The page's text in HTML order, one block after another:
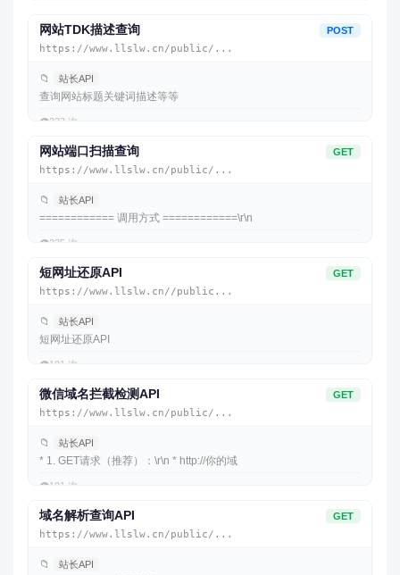
网站TDK描述查询 POST
https://www.llslw.cn/public/...
📁 站长API
查询网站标题关键词描述等等
👁️233 次
网站端口扫描查询 GET
https://www.llslw.cn/public/...
📁 站长API
============ 调用方式 ============\r\n
👁️225 次
短网址还原API GET
https://www.llslw.cn//public...
📁 站长API
短网址还原API
👁️191 次
微信域名拦截检测API GET
https://www.llslw.cn/public/...
📁 站长API
* 1. GET请求（推荐）：\r\n * http://你的域
👁️191 次
域名解析查询API GET
https://www.llslw.cn/public/...
📁 站长API